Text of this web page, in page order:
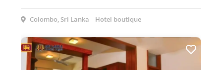
Colombo, Sri Lanka Hotel boutique